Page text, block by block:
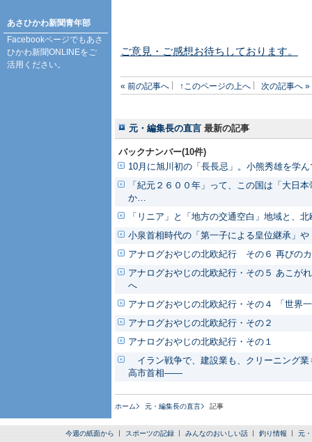
ご意見・ご感想お待ちしております。
« 前の記事へ ↑このページの上へ 次の記事へ »
元・編集長の直言 最新の記事
バックナンバー(10件)
10月に旭川初の「長長忌」。小熊秀雄を学
「紀元２６００年」って、この国は「大日
か…
「リニア」と「地方の交通空白」地域と、
小泉首相時代の「第一子による皇位継承」
アナログおやじの北欧紀行 その６ 再びの
アナログおやじの北欧紀行・その５ あこが
へ
アナログおやじの北欧紀行・その４ 「世界
アナログおやじの北欧紀行・その２
アナログおやじの北欧紀行・その１
イラン戦争で、建設業も、クリーニング
高市首相――
ホーム 元・編集長の直言 記事
あさひかわ新聞青年部
Facebookページでもあさ
ひかわ新聞ONLINEをご
活用ください。
今週の紙面から スポーツの記録 みんなのおいしい話 釣り情報 元